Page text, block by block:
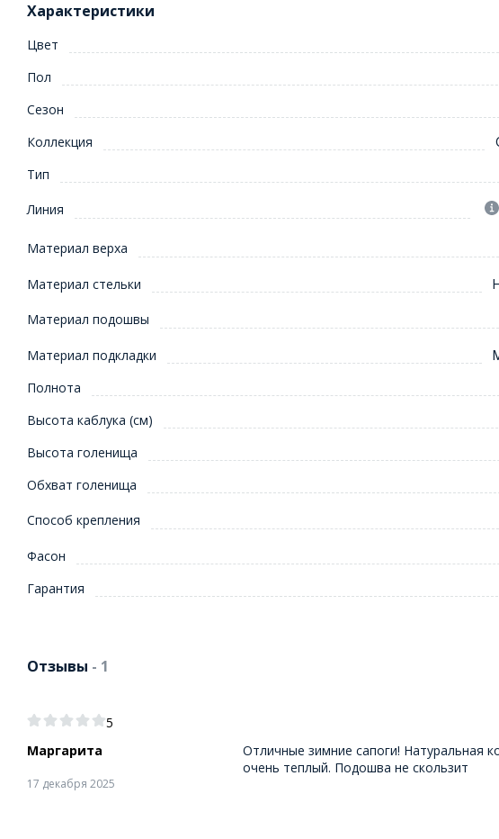
Характеристики
Цвет
Пол
Сезон
Коллекция
Тип
Линия
Материал верха
Материал стельки
Материал подошвы
Материал подкладки
Полнота
Высота каблука (см)
Высота голенища
Обхват голенища
Способ крепления
Фасон
Гарантия
Отзывы - 1
5
Маргарита
17 декабря 2025
Отличные зимние сапоги! Натуральная
очень теплый. Подошва не скользит